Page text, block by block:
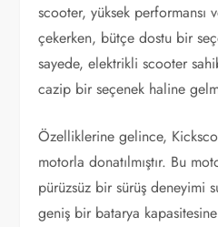
scooter, yüksek performansı
çekerken, bütçe dostu bir
sayede, elektrikli scooter
cazip bir seçenek haline
Özelliklerine gelince,
motorla donatılmıştır. Bu
pürüzsüz bir sürüş deneyimi
geniş bir batarya